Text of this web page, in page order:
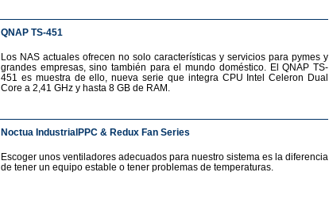
QNAP TS-451
Los NAS actuales ofrecen no solo características y servicios para pymes y
grandes empresas, sino también para el mundo doméstico. El QNAP TS-
451 es muestra de ello, nueva serie que integra CPU Intel Celeron Dual
Core a 2,41 GHz y hasta 8 GB de RAM.
Noctua IndustrialPPC & Redux Fan Series
Escoger unos ventiladores adecuados para nuestro sistema es la diferencia
de tener un equipo estable o tener problemas de temperaturas.